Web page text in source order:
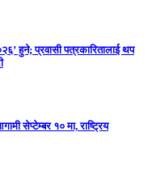
हुने; प्रवासी पत्रकारितालाई थप
सेप्टेम्बर १० मा, राष्ट्रिय